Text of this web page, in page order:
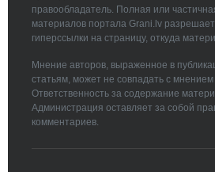
правообладатель. Полная или
материалов портала Grani.lv
гиперссылки на страницу, откуда
Мнение авторов, выраженное в
статьям, может не совпадать с мнением
Ответственность за содержание
Администрация оставляет за собой
комментариев.